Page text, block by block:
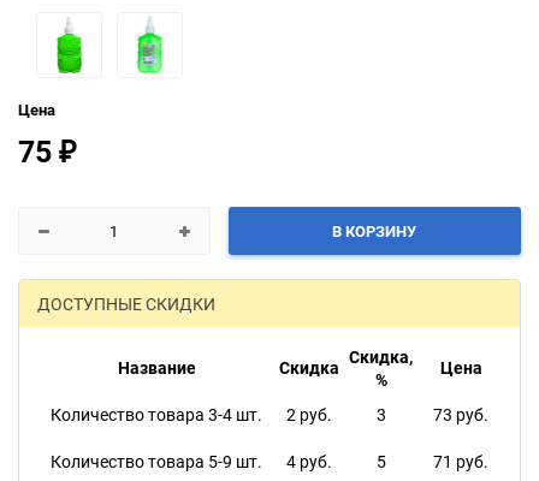
Цена
75 ₽
В КОРЗИНУ
ДОСТУПНЫЕ СКИДКИ
Название Скидка Скидка,
%
Цена
Количество товара 3-4 шт. 2 руб. 3 73 руб.
Количество товара 5-9 шт. 4 руб. 5 71 руб.